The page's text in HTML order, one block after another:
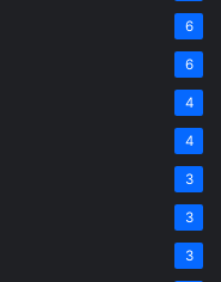
6
6
4
4
3
3
3